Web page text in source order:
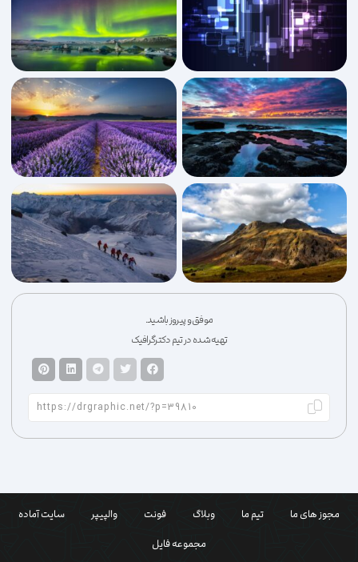
موفق و پیروز باشید.
تهیه شده در تیم دکترگرافیک
مجوز های ما تیم ما وبلاگ فونت والپیپر سایت آماده
مجموعه فایل